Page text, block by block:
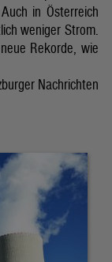
in Österreich
weniger Strom.
Rekorde, wie
Nachrichten